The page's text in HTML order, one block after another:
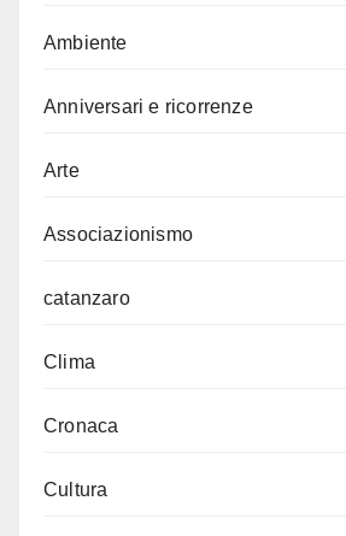
Ambiente
Anniversari e ricorrenze
Arte
Associazionismo
catanzaro
Clima
Cronaca
Cultura